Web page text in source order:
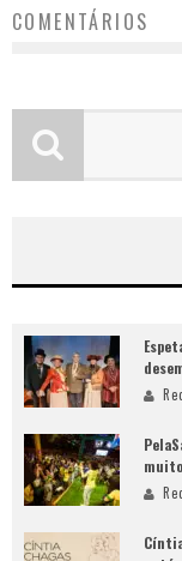
COMENTÁRIOS